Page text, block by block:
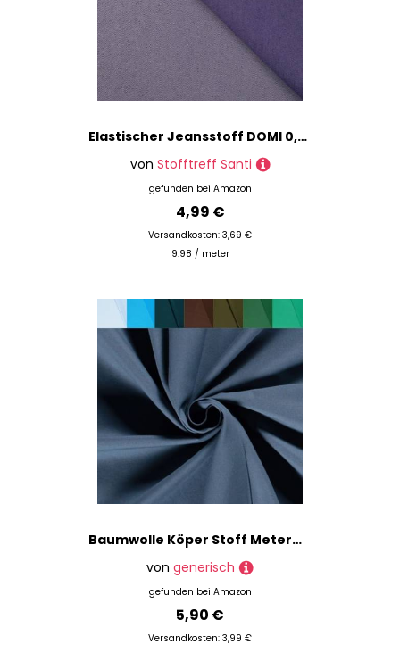
Elastischer Jeansstoff DOMI 0,5m - Hosenstoff Bekleidungsstoff Meterware (Lila)
von Stofftreff Santi
gefunden bei Amazon
4,99 €
Versandkosten: 3,69 €
9.98 / meter
Baumwolle Köper Stoff Meterware uni - robuster Twillstoff, stabiler Hosenstoff, Taschenstoff einfarbig, Trenchcoat *Ab 50 cm, Farbe: 006 stahlblau
von generisch
gefunden bei Amazon
5,90 €
Versandkosten: 3,99 €